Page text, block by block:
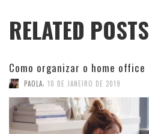
RELATED POSTS
Como organizar o home office
PAOLA 10 DE JANEIRO DE 2019